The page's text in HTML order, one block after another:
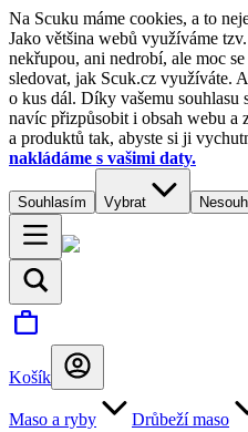
Na Scuku máme cookies, a to
Jako většina webů využíváme
nekřupou, ani nedrobí, ale moc
sledovat, jak Scuk.cz využíváte.
o kus dál. Díky vašemu souhlasu
navíc přizpůsobit i obsah webu a
a produktů tak, abyste si ji
nakládáme s vašimi daty.
Souhlasím Vybrat
Košík
Maso a ryby Drůbeží maso